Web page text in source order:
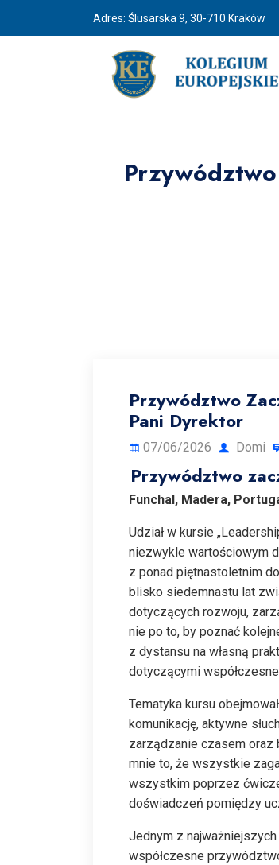
Adres: Ślusarska 9, 30-710 Kraków
Przywództwo
Pani Dyrektor
07/06/2026 Domi
Przywództwo
Funchal, Madera,
Udział w kursie
niezwykle wartościowym
z ponad piętnastoletnim
blisko siedemnastu lat
dotyczących rozwoju,
nie po to, by poznać
z dystansu na własną
dotyczącymi
Tematyka kursu
komunikację, aktywne
zarządzanie czasem oraz
mnie to, że wszystkie
wszystkim poprzez
doświadczeń pomiędzy
Jednym z
współczesne